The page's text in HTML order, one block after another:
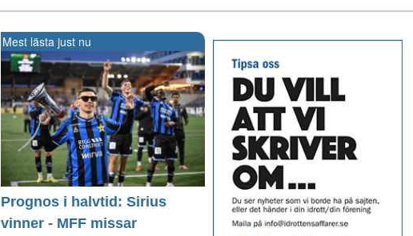
Mest lästa just nu
Prognos i halvtid: Sirius
vinner - MFF missar